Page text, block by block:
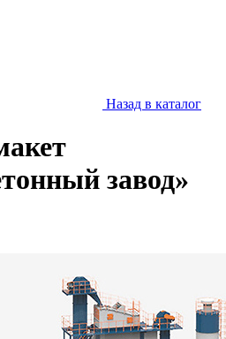
Назад в каталог
завод»